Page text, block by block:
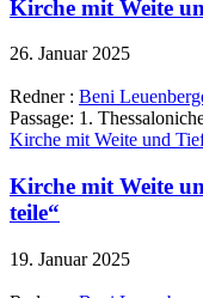
Kirche mit Weite
26. Januar 2025
Redner : Beni
Passage: 1.
Kirche mit Weite und
Kirche mit Weite
teile“
19. Januar 2025